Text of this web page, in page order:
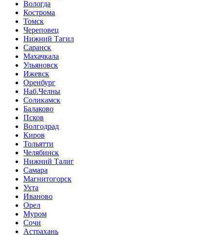
Вологда
Кострома
Томск
Череповец
Нижний Тагил
Саранск
Махачкала
Ульяновск
Ижевск
Оренбург
Наб.Челны
Соликамск
Балаково
Псков
Волгодрад
Киров
Тольятти
Челябинск
Нижний Талиг
Самара
Магнитогорск
Ухта
Иваново
Орел
Муром
Сочи
Астрахань